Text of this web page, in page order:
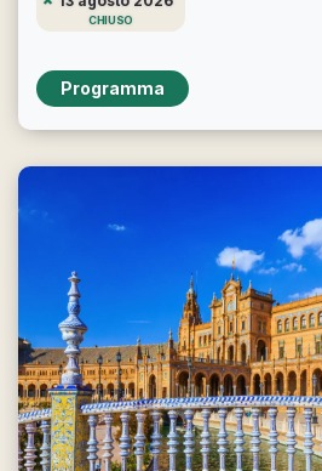
CHIUSO
Programma